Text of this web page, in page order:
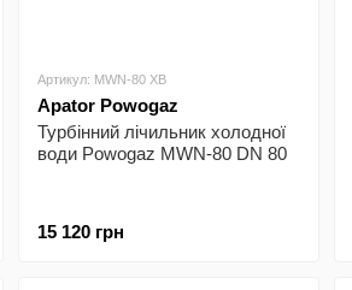
Артикул: MWN-80 ХВ
Apator Powogaz
Турбінний лічильник холодної
води Powogaz MWN-80 DN 80
15 120 грн